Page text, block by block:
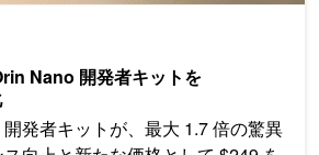
Nano 開発者キットを
発者キットが、最大 1.7 倍の驚異